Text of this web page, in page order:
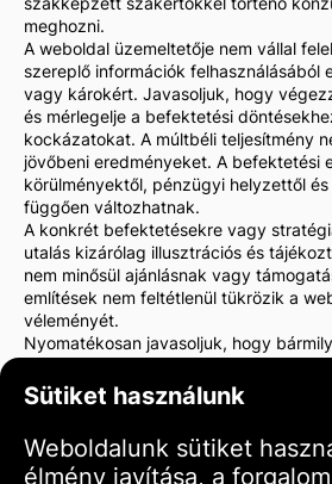
Sütiket használunk
Weboldalunk sütiket
élmény javítása, a
meghozni.
A weboldal üzemeltetője nem vállal
szereplő információk felhasználásából
vagy károkért. Javasoljuk, hogy
és mérlegelje a befektetési
kockázatokat. A múltbéli teljesítmény
jövőbeni eredményeket. A befektetési
körülményektől, pénzügyi helyzettől
függően változhatnak.
A konkrét befektetésekre vagy
utalás kizárólag illusztrációs és
nem minősül ajánlásnak vagy
említések nem feltétlenül tükrözik a
véleményét.
Nyomatékosan javasoljuk, hogy
jogi szakemberrel. Ön egyedül felelős
és az azokkal járó kockázatokért.
A weboldal használatával Ön
üzemeltetője nem felelős semmilyen
veszteségért vagy kárért, amely az